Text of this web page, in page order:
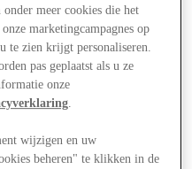
meer cookies die het
marketingcampagnes op
te zien krijgt personaliseren.
pas geplaatst als u ze
onze
.
wijzigen en uw
beheren" te klikken in de